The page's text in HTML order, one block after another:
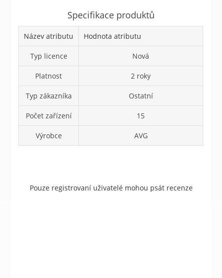
Specifikace produktů
Název atributu Hodnota atributu
Typ licence Nová
Platnost 2 roky
Typ zákazníka Ostatní
Počet zařízení 15
Výrobce AVG
Pouze registrovaní uživatelé mohou psát recenze